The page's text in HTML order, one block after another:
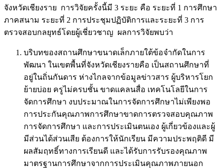
จังหวัดเชียงราย การวิจัยครั้งนี้มี 3 ระยะ คือ ระยะที่ 1 การศึกษา
ภาคสนาม ระยะที่ 2 การประชุมปฏิบัติการและระยะที่ 3 การ
ตรวจสอบกลยุทธ์โดยผู้เชี่ยวชาญ ผลการวิจัยพบว่า
บริบทของสถานศึกษาขนาดเล็กภายใต้ข้อจำกัดในการ
พัฒนา ในเขตพื้นที่จังหวัดเชียงรายคือ เป็นสถานศึกษาที่
อยู่ในถิ่นกันดาร ห่างไกลจากข้อมูลข่าวสาร ผู้บริหารโยก
ย้ายบ่อย ครูไม่ครบชั้น ขาดแคลนสื่อ เทคโนโลยีในการ
จัดการศึกษา งบประมาณในการจัดการศึกษาไม่เพียงพอ
การประกันคุณภาพการศึกษาขาดการตรวจสอบคุณภาพ
การจัดการศึกษา และการประเมินตนเอง ผู้เกี่ยวข้องและผู้
มีส่วนได้ส่วนเสีย ต้องการให้นักเรียน มีความประพฤติดี มี
ผลสัมฤทธิ์ทางการเรียนดี และได้รับการรับรองคุณภาพ
มาตรฐานการศึกษาจากการประเมินคุณภาพภายนอก